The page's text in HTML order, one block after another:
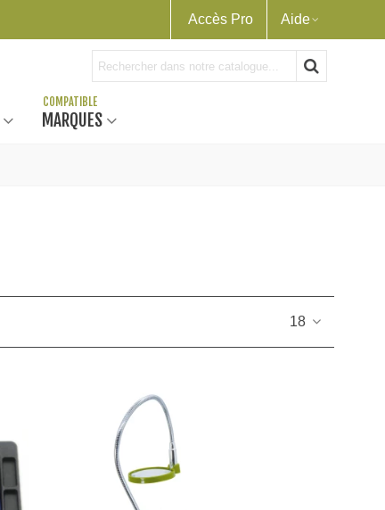
Accès Pro Aide
MARQUES
18